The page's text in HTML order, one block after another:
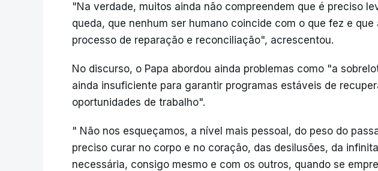
"Na verdade, muitos ainda não compreendem que é preciso
queda, que nenhum ser humano coincide com o que fez e
processo de reparação e reconciliação", acrescentou.
No discurso, o Papa abordou ainda problemas como "a
ainda insuficiente para garantir programas estáveis de
oportunidades de trabalho".
" Não nos esqueçamos, a nível mais pessoal, do peso do
preciso curar no corpo e no coração, das desilusões, da
necessária, consigo mesmo e com os outros, quando se